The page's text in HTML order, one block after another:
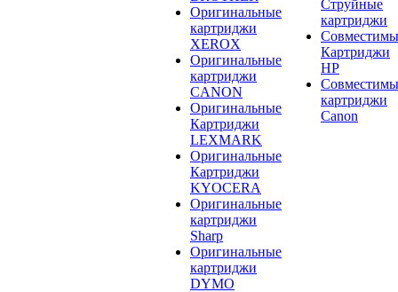
Оригинальные
картриджи
XEROX
Оригинальные
картриджи
CANON
Оригинальные
Картриджи
LEXMARK
Оригинальные
Картриджи
KYOCERA
Оригинальные
картриджи
Sharp
Оригинальные
картриджи
DYMO
Струйные
картриджи
Картриджи
HP
картриджи
Canon